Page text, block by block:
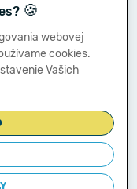
60
61 -100 998
🍪
webovej
cookies.
Vašich